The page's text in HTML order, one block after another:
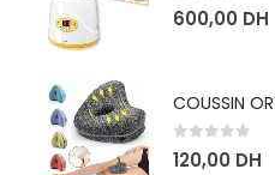
0 sur 5
600,00 DH
COUSSIN
0sur 5
120,00 DH